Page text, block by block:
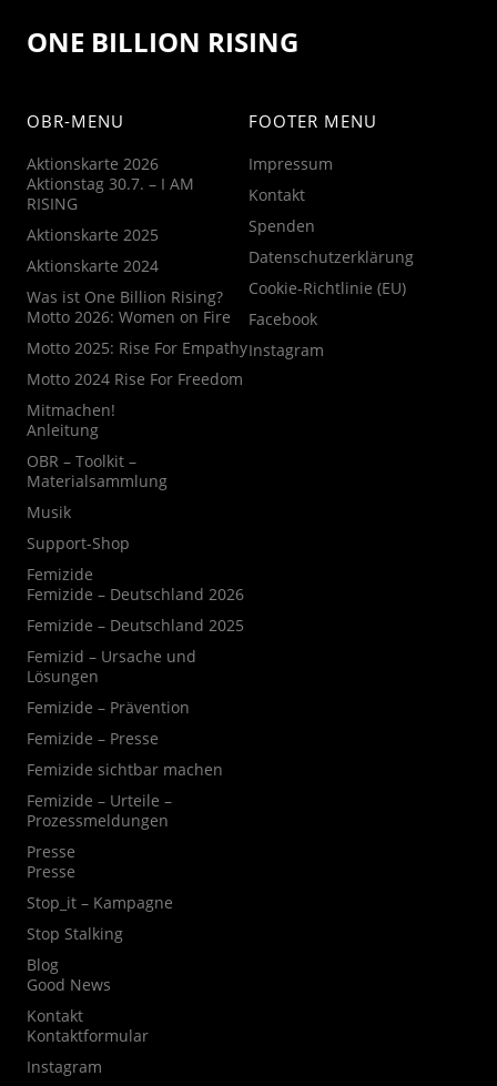
ONE BILLION RISING
OBR-MENU
Aktionskarte 2026
Aktionstag 30.7. – I AM
RISING
Aktionskarte 2025
Aktionskarte 2024
Was ist One Billion Rising?
Motto 2026: Women on Fire
Motto 2025: Rise For Empathy
Motto 2024 Rise For Freedom
Mitmachen!
Anleitung
OBR – Toolkit –
Materialsammlung
Musik
Support-Shop
Femizide
Femizide – Deutschland 2026
Femizide – Deutschland 2025
Femizid – Ursache und
Lösungen
Femizide – Prävention
Femizide – Presse
Femizide sichtbar machen
Femizide – Urteile –
Prozessmeldungen
Presse
Presse
Stop_it – Kampagne
Stop Stalking
Blog
Good News
Kontakt
Kontaktformular
Instagram
FOOTER MENU
Impressum
Kontakt
Spenden
Datenschutzerklärung
Cookie-Richtlinie (EU)
Facebook
Instagram